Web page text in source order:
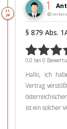
31.
Jul
1
§ 879 Abs.
0,0 bei 0
Hallo, ich
Vertrag
ist ein solcher